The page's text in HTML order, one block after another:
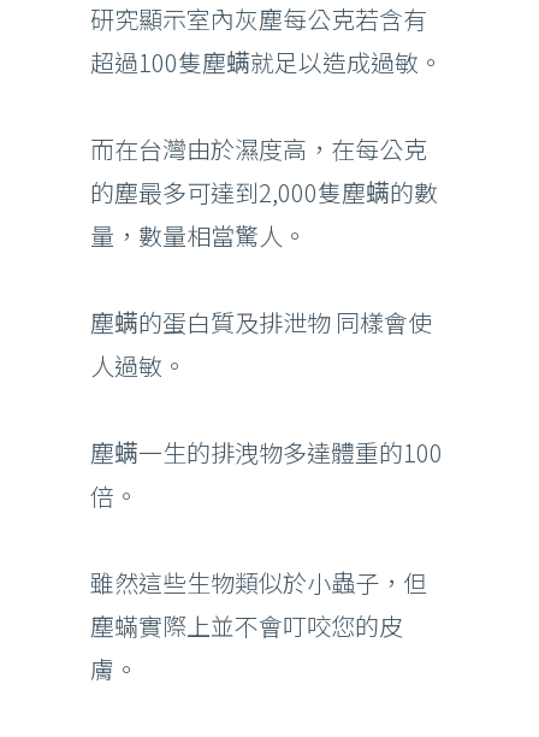
研究顯示室內灰塵每公克若含有
超過100隻塵螨就足以造成過敏。
而在台灣由於濕度高，在每公克
的塵最多可達到2,000隻塵螨的數
量，數量相當驚人。
塵螨的蛋白質及排泄物 同樣會使
人過敏。
塵螨一生的排洩物多達體重的100
倍。
雖然這些生物類似於小蟲子，但
塵蟎實際上並不會叮咬您的皮
膚。